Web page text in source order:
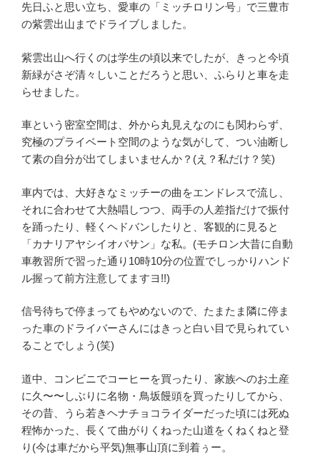
先日ふと思い立ち、愛車の「ミッチロリン号」で三豊市
の紫雲出山までドライブしました。
紫雲出山へ行くのは学生の頃以来でしたが、きっと今頃
新緑がさぞ清々しいことだろうと思い、ふらりと車を走
らせました。
車という密室空間は、外から丸見えなのにも関わらず、
究極のプライベート空間のような気がして、つい油断し
て素の自分が出てしまいませんか？(え？私だけ？笑)
車内では、大好きなミッチーの曲をエンドレスで流し、
それに合わせて大熱唱しつつ、両手の人差指だけで振付
を踊ったり、軽くヘドバンしたりと、客観的に見ると
「カナリアヤシイオバサン」な私。(モチロン大昔に自動
車教習所で習った通り10時10分の位置でしっかりハンド
ル握って前方注意してますヨ!!)
信号待ちで停まってもやめないので、たまたま隣に停ま
った車のドライバーさんにはきっと白い目で見られてい
ることでしょう(笑)
道中、コンビニでコーヒーを買ったり、家族へのお土産
に久〜〜しぶりに名物・鳥坂饅頭を買ったりしてから、
その昔、うら若きヘナチョコライダーだった頃には死ぬ
程怖かった、長くて曲がりくねった山道をくねくねと登
り(今は車だから平気)無事山頂に到着ぅー。